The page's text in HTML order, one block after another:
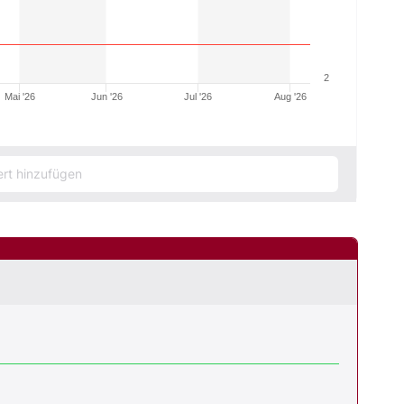
Mai '26 Jun '26 Jul '26 Aug '26
2